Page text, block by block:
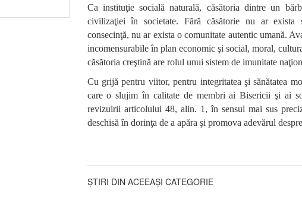
Ca instituţie socială naturală, căsătoria dintre un
civilizaţiei în societate. Fără căsătorie nu ar
consecinţă, nu ar exista o comunitate autentic umană.
incomensurabile în plan economic şi social, moral,
căsătoria creştină are rolul unui sistem de imunitate
Cu grijă pentru viitor, pentru integritatea şi sănătatea
care o slujim în calitate de membri ai Bisericii şi ai
revizuirii articolului 48, alin. 1, în sensul mai sus
deschisă în dorinţa de a apăra şi promova adevărul
ȘTIRI DIN ACEEAȘI CATEGORIE